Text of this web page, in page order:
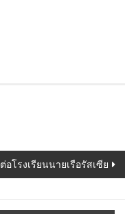
โรงเรียนนายเรือรัสเซีย